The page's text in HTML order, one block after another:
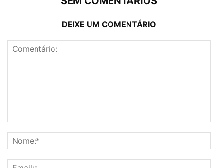
DEIXE UM COMENTÁRIO